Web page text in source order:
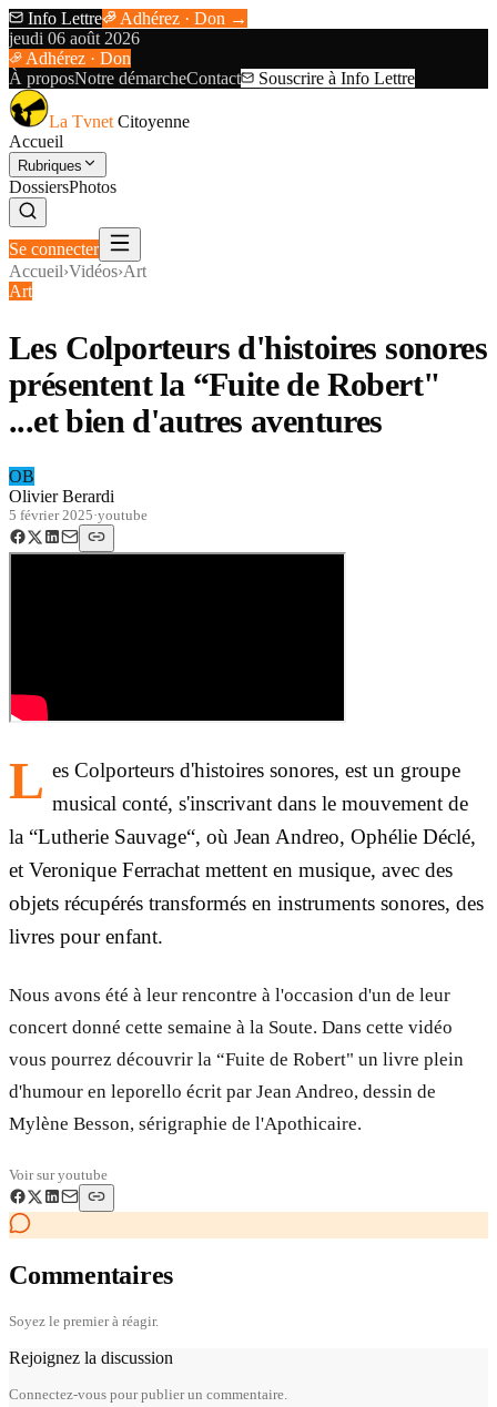
Info Lettre
Adhérez · Don →
jeudi 06 août 2026
Adhérez · Don
À proposNotre démarcheContact Souscrire à Info Lettre
La Tvnet Citoyenne
Accueil
Rubriques
DossiersPhotos
Se connecter
Accueil›Vidéos›Art
Art
Les Colporteurs d'histoires sonores
présentent la “Fuite de Robert"
...et bien d'autres aventures
OB
Olivier Berardi
5 février 2025·youtube
L es Colporteurs d'histoires sonores, est un groupe
musical conté, s'inscrivant dans le mouvement de
la “Lutherie Sauvage“, où Jean Andreo, Ophélie Déclé,
et Veronique Ferrachat mettent en musique, avec des
objets récupérés transformés en instruments sonores, des
livres pour enfant.
Nous avons été à leur rencontre à l'occasion d'un de leur
concert donné cette semaine à la Soute. Dans cette vidéo
vous pourrez découvrir la “Fuite de Robert" un livre plein
d'humour en leporello écrit par Jean Andreo, dessin de
Mylène Besson, sérigraphie de l'Apothicaire.
Voir suryoutube
Commentaires
Soyez le premier à réagir.
Rejoignez la discussion
Connectez-vous pour publier un commentaire.